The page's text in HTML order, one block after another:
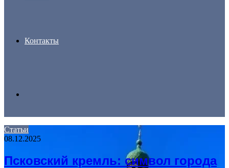
Контакты
for
Статьи
08.12.2025
Псковский кремль: символ города